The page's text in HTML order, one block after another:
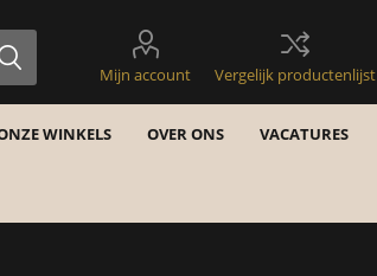
Mijn account Vergelijk productenlijst
WINKELS OVER ONS VACATURES